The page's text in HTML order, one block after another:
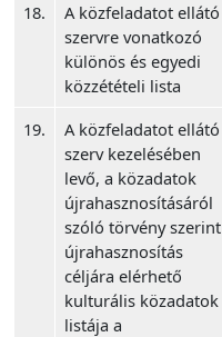
18.
A közfeladatot ellátó
szervre vonatkozó
különös és egyedi
közzétételi lista
19.
A közfeladatot ellátó
szerv kezelésében
levő, a közadatok
újrahasznosításáról
szóló törvény szerint
újrahasznosítás
céljára elérhető
kulturális közadatok
listája a